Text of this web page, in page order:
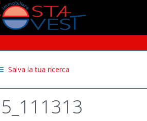
Salva la tua ricerca